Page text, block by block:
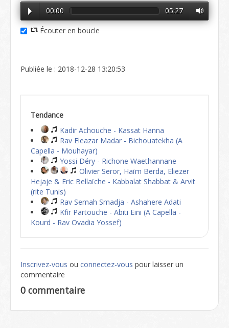
00:00 05:27
Écouter en boucle
Publiée le : 2018-12-28 13:20:53
Tendance
Kadir Achouche - Kassat Hanna
Rav Eleazar Madar - Bichouatekha (A
Capella - Mouhayar)
Yossi Déry - Richone Waethannane
Olivier Seror, Haïm Berda, Eliezer
Hejaje & Eric Bellaïche - Kabbalat Shabbat & Arvit
(rite Tunis)
Rav Semah Smadja - Ashahere Adati
Kfir Partouche - Abiti Eini (A Capella -
Kourd - Rav Ovadia Yossef)
Inscrivez-vous ou connectez-vous pour laisser un
commentaire
0 commentaire